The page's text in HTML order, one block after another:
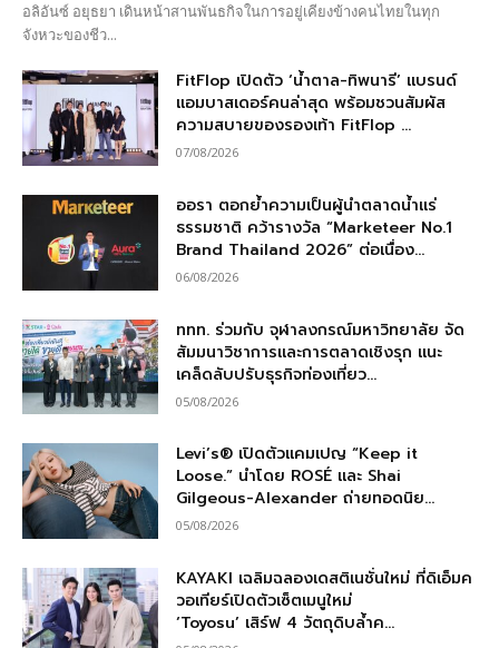
อลิอันซ์ อยุธยา เดินหน้าสานพันธกิจในการอยู่เคียงข้างคนไทยในทุก
จังหวะของชีว...
FitFlop เปิดตัว ‘น้ำตาล-ทิพนารี’ แบรนด์
แอมบาสเดอร์คนล่าสุด พร้อมชวนสัมผัส
ความสบายของรองเท้า FitFlop ...
07/08/2026
ออรา ตอกย้ำความเป็นผู้นำตลาดน้ำแร่
ธรรมชาติ คว้ารางวัล “Marketeer No.1
Brand Thailand 2026” ต่อเนื่อง...
06/08/2026
ททท. ร่วมกับ จุฬาลงกรณ์มหาวิทยาลัย จัด
สัมมนาวิชาการและการตลาดเชิงรุก แนะ
เคล็ดลับปรับธุรกิจท่องเที่ยว...
05/08/2026
Levi’s® เปิดตัวแคมเปญ “Keep it
Loose.” นำโดย ROSÉ และ Shai
Gilgeous-Alexander ถ่ายทอดนิย...
05/08/2026
KAYAKI เฉลิมฉลองเดสติเนชั่นใหม่ ที่ดิเอ็มค
วอเทียร์เปิดตัวเซ็ตเมนูใหม่
‘Toyosu’ เสิร์ฟ 4 วัตถุดิบล้ำค...